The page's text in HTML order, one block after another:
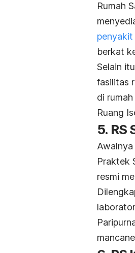
Rumah
penyakit
berkat
Selain
fasilitas
di
Ruang
5. RS
Praktek
resmi